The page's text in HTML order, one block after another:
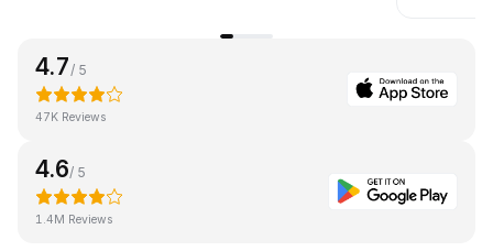
4.7 / 5
47K Reviews
4.6/ 5
1.4M Reviews